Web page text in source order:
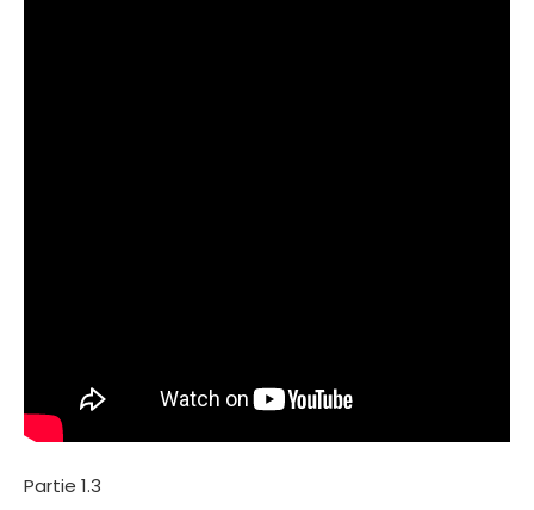
Partie 1.3